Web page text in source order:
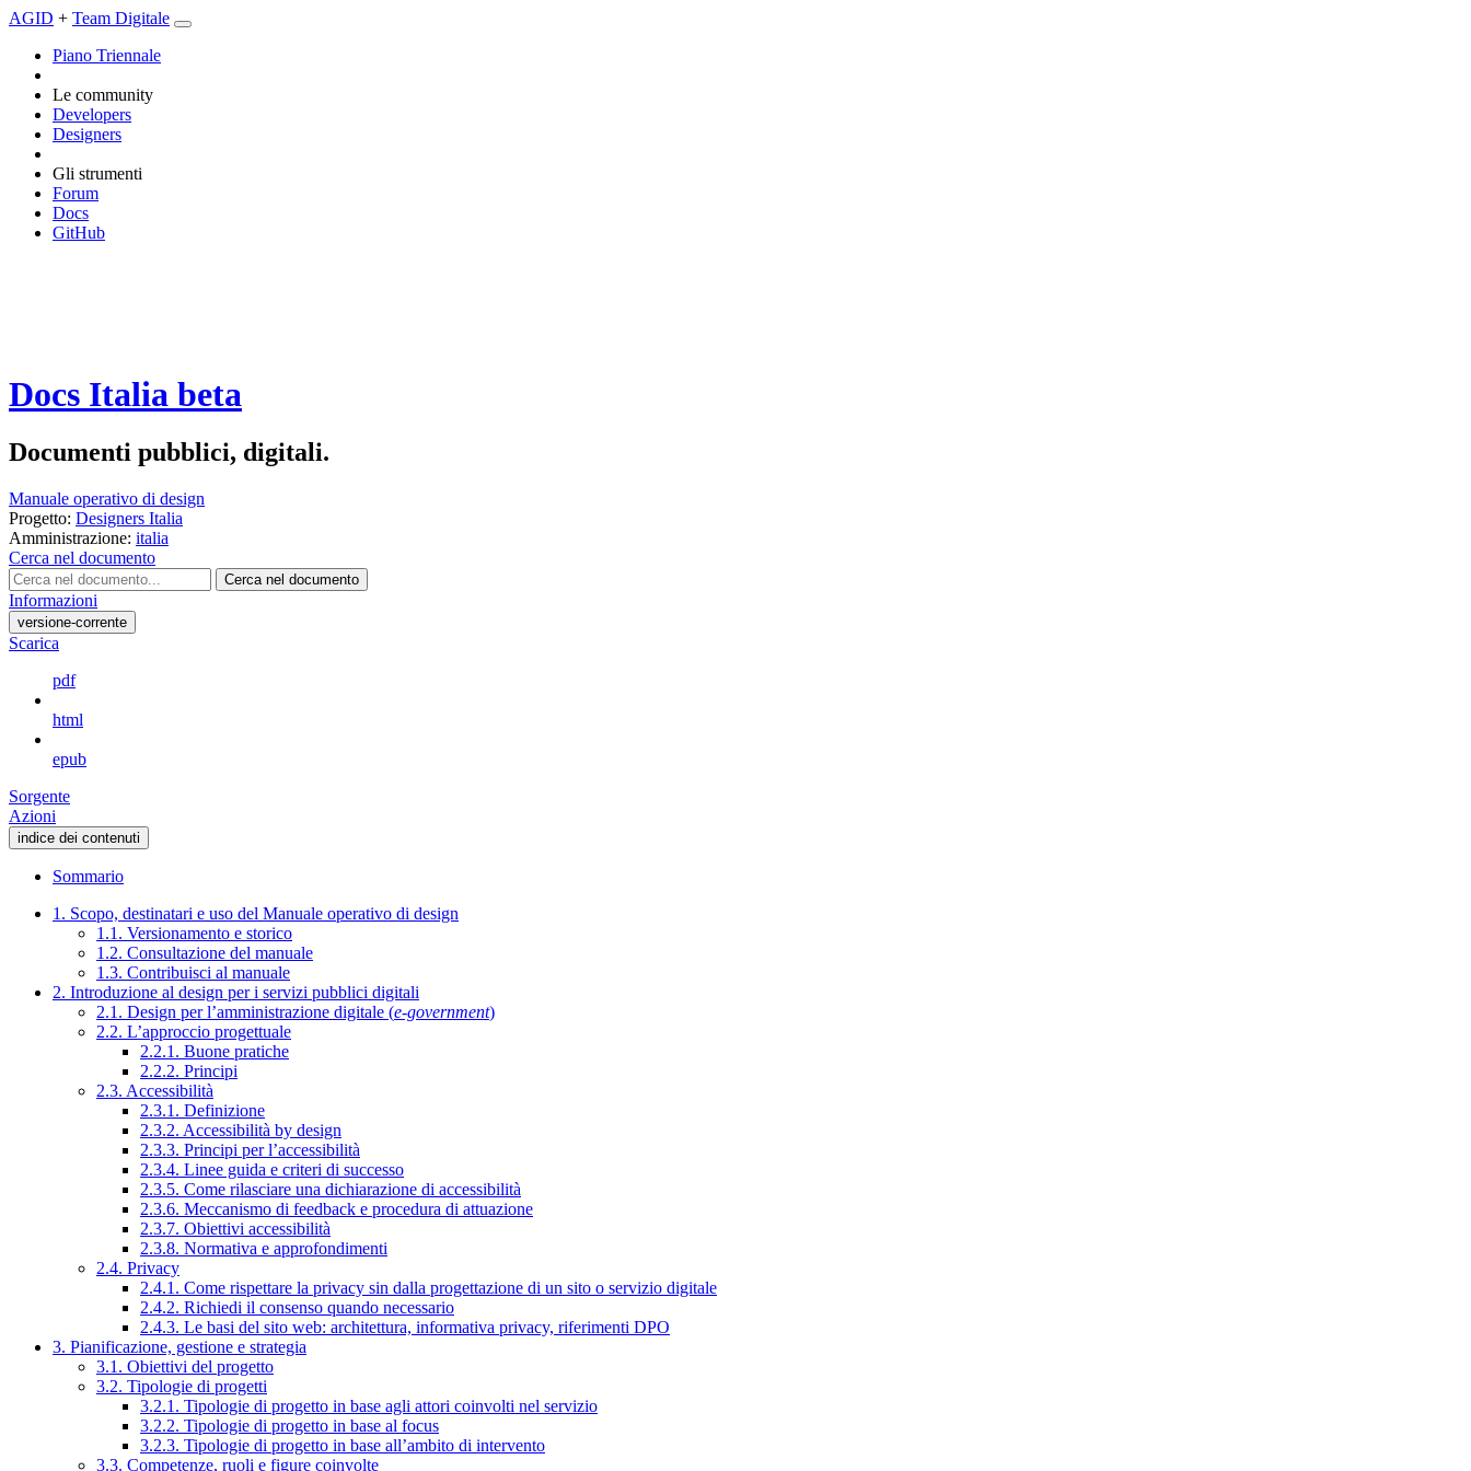
AGID + Team Digitale
Piano Triennale
Le community
Developers
Designers
Gli strumenti
Forum
Docs
GitHub
Docs Italia beta
Documenti pubblici, digitali.
Manuale operativo di design
Progetto: Designers Italia
Amministrazione: italia
Cerca nel documento
Cerca nel documento
Informazioni
versione-corrente
Scarica
pdf
html
epub
Sorgente
Azioni
indice dei contenuti
Sommario
1. Scopo, destinatari e uso del Manuale operativo di design
1.1. Versionamento e storico
1.2. Consultazione del manuale
1.3. Contribuisci al manuale
2. Introduzione al design per i servizi pubblici digitali
2.1. Design per l’amministrazione digitale (e-government)
2.2. L’approccio progettuale
2.2.1. Buone pratiche
2.2.2. Principi
2.3. Accessibilità
2.3.1. Definizione
2.3.2. Accessibilità by design
2.3.3. Principi per l’accessibilità
2.3.4. Linee guida e criteri di successo
2.3.5. Come rilasciare una dichiarazione di accessibilità
2.3.6. Meccanismo di feedback e procedura di attuazione
2.3.7. Obiettivi accessibilità
2.3.8. Normativa e approfondimenti
2.4. Privacy
2.4.1. Come rispettare la privacy sin dalla progettazione di un sito o servizio digitale
2.4.2. Richiedi il consenso quando necessario
2.4.3. Le basi del sito web: architettura, informativa privacy, riferimenti DPO
3. Pianificazione, gestione e strategia
3.1. Obiettivi del progetto
3.2. Tipologie di progetti
3.2.1. Tipologie di progetto in base agli attori coinvolti nel servizio
3.2.2. Tipologie di progetto in base al focus
3.2.3. Tipologie di progetto in base all’ambito di intervento
3.3. Competenze, ruoli e figure coinvolte